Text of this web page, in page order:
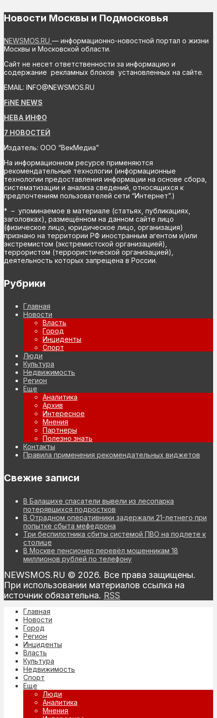
Новости Москвы и Подмосковья
NEWSMOS.RU — информационно-новостной портал о жизни
Москвы и Московской области.
Сайт не несет ответственности за информацию и
содержание рекламных блоков установленных на сайте.
EMAIL: INFO@NEWSMOS.RU
FiNE NEWS
НЕВА ИНФО
7 НОВОСТЕЙ
Издатель: ООО “ВекМедиа”
На информационном ресурсе применяются
рекомендательные технологии (информационные
технологии предоставления информации на основе сбора,
систематизации и анализа сведений, относящихся к
предпочтениям пользователей сети “Интернет”.)
* – упоминаемое в материале (статьях, публикациях,
заголовках), размещённом на данном сайте лицо
(физическое лицо, юридическое лицо, организация)
признано на территории РФ иностранным агентом и/или
экстремистом (экстремистской организацией),
террористом (террористической организацией),
деятельность которых запрещена в России.
Рубрики
Главная
Новости
Власть
Город
Инциденты
Спорт
Люди
Культура
Недвижимость
Регион
Еще
Аналитика
Архив
Интересное
Мнения
Партнеры
Полезно знать
Контакты
Правила применения рекомендательных виджетов
Свежие записи
В Балашихе спасатели вывели из лесопарка
потерявшихся подростков
В Отрадном оперативники задержали 21-летнего при
попытке сбыта мефедрона
Три беспилотника сбиты системой ПВО на подлете к
столице
В Москве пенсионер перевёл мошенникам 18
миллионов рублей по телефону
NEWSMOS.RU © 2026. Все права защищены.
При использовании материалов ссылка на
источник обязательна. RSS
Главная
Новости
Город
Регион
Инциденты
Власть
Культура
Недвижимость
Спорт
Еще
Люди
Аналитика
Мнения